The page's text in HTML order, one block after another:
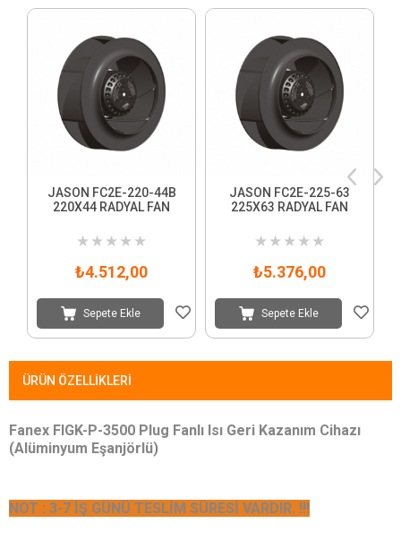
JASON FC2E-220-44B
220X44 RADYAL FAN
★ ★ ★ ★ ★
₺4.512,00
Sepete Ekle
JASON FC2E-225-63
225X63 RADYAL FAN
★ ★ ★ ★ ★
₺5.376,00
Sepete Ekle
ÜRÜN ÖZELLIKLERI
Fanex FIGK-P-3500 Plug Fanlı Isı Geri Kazanım Cihazı
(Alüminyum Eşanjörlü)
NOT : 3-7 İŞ GÜNÜ TESLİM SÜRESİ VARDIR. !!!